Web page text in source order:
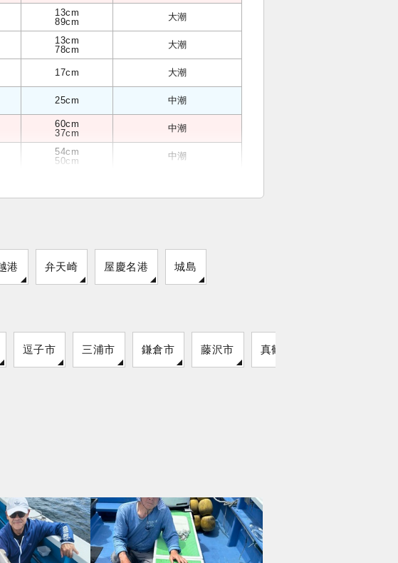
13cm
89cm
大潮
13cm
78cm
大潮
17cm 大潮
25cm 中潮
60cm
37cm
中潮
54cm
50cm
中潮
港 弁天崎 屋慶名港 城島
逗子市 三浦市 鎌倉市 藤沢市 真鶴町